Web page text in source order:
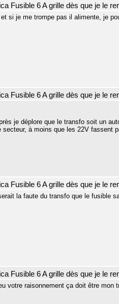
Fusible 6 A grille dès que je le
si je me trompe pas il alimente, je
Fusible 6 A grille dès que je le
je déplore que le transfo soit un
à moins que les 22V fassent
Fusible 6 A grille dès que je le
la faute du transfo que le fusible
Fusible 6 A grille dès que je le
votre raisonnement ça doit être